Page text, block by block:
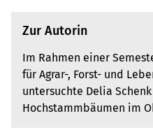
Zur Autorin
Im Rahmen einer
für Agrar-, Forst- und
untersuchte Delia
Hochstammbäumen im